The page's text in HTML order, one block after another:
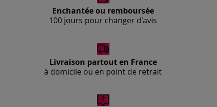
Enchantée ou remboursée
100 jours pour changer d'avis
Livraison partout en France
à domicile ou en point de retrait